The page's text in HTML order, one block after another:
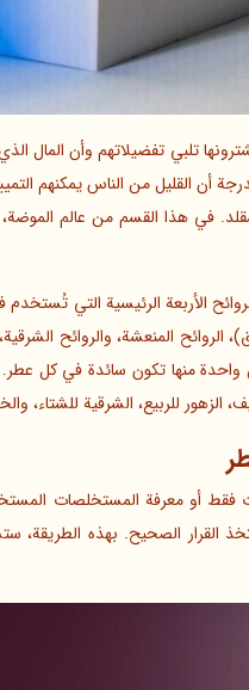
تلبي تفضيلاتهم وأن المال
أن القليل من الناس يمكنهم
في هذا القسم من عالم
الأربعة الرئيسية التي
الروائح المنعشة، والروائح
واحدة منها تكون سائدة في كل
الزهور للربيع، الشرقية للشتاء،
أو معرفة المستخلصات
القرار الصحيح. بهذه الطريقة،